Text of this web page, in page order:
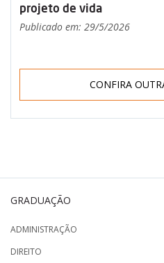
projeto de vida
Publicado em: 29/5/2026
CONFIRA
GRADUAÇÃO
ADMINISTRAÇÃO
DIREITO